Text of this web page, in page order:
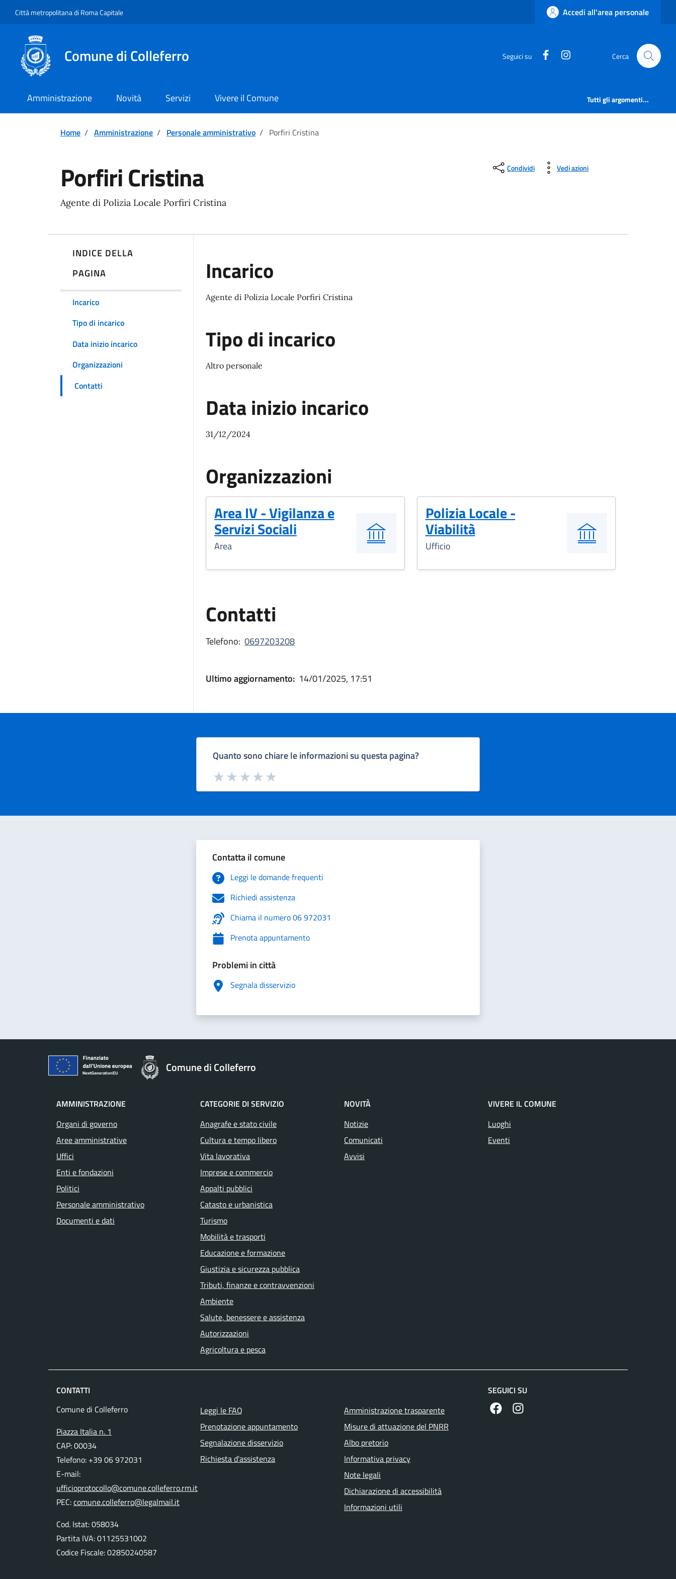
Città metropolitana di Roma Capitale Accedi all'area personale
Comune di Colleferro Seguici su https://www.facebook.com/
https:// Cerca
Amministrazione Novità Servizi Vivere il Comune Tutti gli argomenti...
Home / Amministrazione / Personale amministrativo / Porfiri Cristina
Porfiri Cristina
Agente di Polizia Locale Porfiri Cristina
Condividi Vedi azioni
INDICE DELLA
PAGINA
Incarico
Tipo di incarico
Data inizio incarico
Organizzazioni
Contatti
Incarico
Agente di Polizia Locale Porfiri Cristina
Tipo di incarico
Altro personale
Data inizio incarico
31/12/2024
Organizzazioni
Area IV - Vigilanza e
Servizi Sociali
Area
Polizia Locale -
Viabilità
Ufficio
Contatti
Telefono: 0697203208
Ultimo aggiornamento: 14/01/2025, 17:51
Quanto sono chiare le informazioni su questa pagina?
Valuta da 1 a 5 stelle la pagina
Valuta 5 stelle su 5
Valuta 4 stelle su 5
Valuta 3 stelle su 5
Valuta 2 stelle su 5
Valuta 1 stelle su 5
Contatta il comune
Leggi le domande frequenti
Richiedi assistenza
Chiama il numero 06 972031
Prenota appuntamento
Problemi in città
Segnala disservizio
Comune di Colleferro
AMMINISTRAZIONE
Organi di governo
Aree amministrative
Uffici
Enti e fondazioni
Politici
Personale amministrativo
Documenti e dati
CATEGORIE DI SERVIZIO
Anagrafe e stato civile
Cultura e tempo libero
Vita lavorativa
Imprese e commercio
Appalti pubblici
Catasto e urbanistica
Turismo
Mobilità e trasporti
Educazione e formazione
Giustizia e sicurezza pubblica
Tributi, finanze e contravvenzioni
Ambiente
Salute, benessere e assistenza
Autorizzazioni
Agricoltura e pesca
NOVITÀ
Notizie
Comunicati
Avvisi
VIVERE IL COMUNE
Luoghi
Eventi
CONTATTI
Comune di Colleferro
Piazza Italia n. 1
CAP: 00034
Telefono: +39 06 972031
E-mail:
ufficioprotocollo@comune.colleferro.rm.it
PEC:comune.colleferro@legalmail.it
Cod. Istat: 058034
Partita IVA: 01125531002
Codice Fiscale: 02850240587
Leggi le FAQ
Prenotazione appuntamento
Segnalazione disservizio
Richiesta d'assistenza
Amministrazione trasparente
Misure di attuazione del PNRR
Albo pretorio
Informativa privacy
Note legali
Dichiarazione di accessibilità
Informazioni utili
SEGUICI SU
https://www.facebook.com/comunecolleferro/